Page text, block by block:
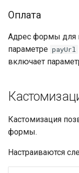
Оплата
Адрес формы для
параметре payUrl
включает
Кастомизация
формы.
Настраиваются